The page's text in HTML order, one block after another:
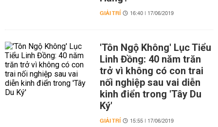
GIẢI TRÍ 16:40 | 17/06/2019
'Tôn Ngộ Không' Lục Tiểu
Linh Đồng: 40 năm trăn
trở vì không có con trai
nối nghiệp sau vai diễn
kinh điển trong 'Tây Du
Ký'
GIẢI TRÍ 15:55 | 17/06/2019